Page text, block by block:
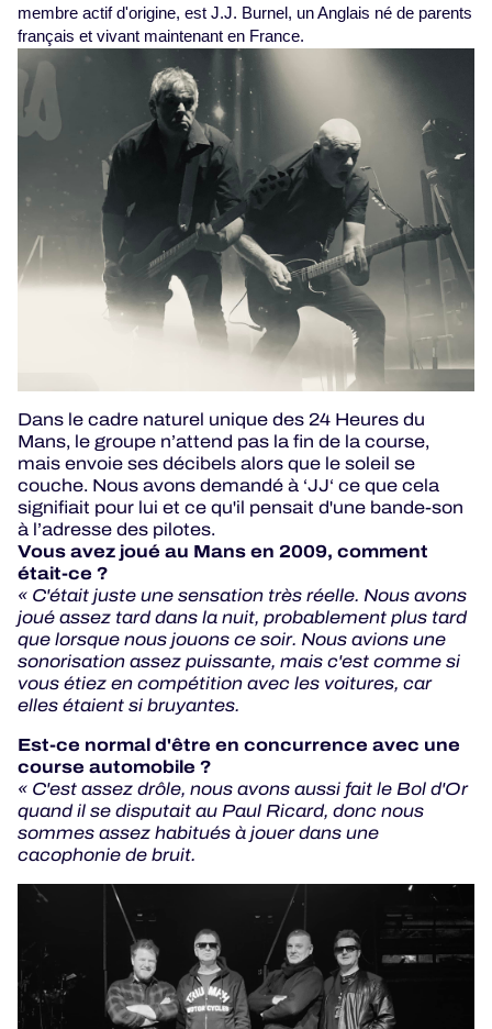
membre actif d'origine, est J.J. Burnel, un Anglais né de parents
français et vivant maintenant en France.
Dans le cadre naturel unique des 24 Heures du
Mans, le groupe n’attend pas la fin de la course,
mais envoie ses décibels alors que le soleil se
couche. Nous avons demandé à ‘JJ‘ ce que cela
signifiait pour lui et ce qu'il pensait d'une bande-son
à l’adresse des pilotes.
Vous avez joué au Mans en 2009, comment
était-ce ?
« C'était juste une sensation très réelle. Nous avons
joué assez tard dans la nuit, probablement plus tard
que lorsque nous jouons ce soir. Nous avions une
sonorisation assez puissante, mais c'est comme si
vous étiez en compétition avec les voitures, car
elles étaient si bruyantes.
Est-ce normal d'être en concurrence avec une
course automobile ?
« C'est assez drôle, nous avons aussi fait le Bol d'Or
quand il se disputait au Paul Ricard, donc nous
sommes assez habitués à jouer dans une
cacophonie de bruit.